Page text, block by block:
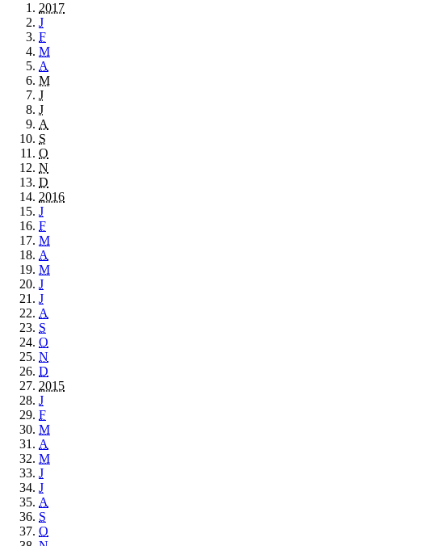
2017
J
F
M
A
M
J
J
A
S
O
N
D
2016
J
F
M
A
M
J
J
A
S
O
N
D
2015
J
F
M
A
M
J
J
A
S
O